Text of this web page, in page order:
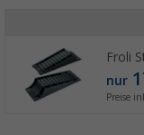
Froli
nur
Preise